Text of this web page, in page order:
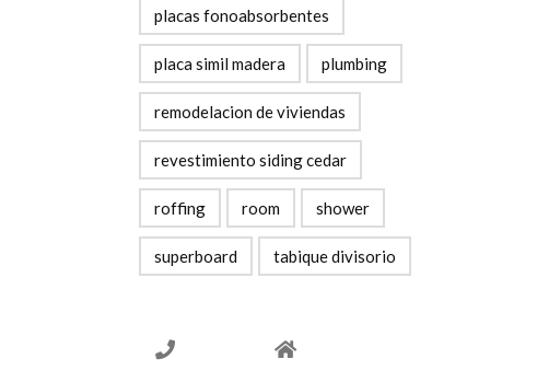
placas fonoabsorbentes
placa simil madera plumbing
remodelacion de viviendas
revestimiento siding cedar
roffing room shower
superboard tabique divisorio
1-775-
14